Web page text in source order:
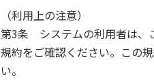
（利用上の注意）
第3条 システムの利用者は、
規約をご確認ください。この
い。